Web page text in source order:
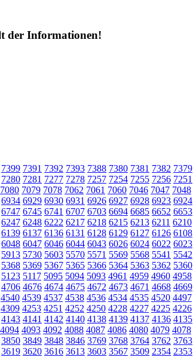
der Informationen!
7399 7391 7392 7393 7388 7380 7381 7382 7379
7280 7281 7277 7278 7257 7254 7255 7256 7251
7080 7079 7078 7062 7061 7060 7046 7047 7048
6934 6929 6930 6931 6926 6927 6928 6923 6924
6747 6745 6741 6707 6703 6694 6685 6652 6653
6247 6248 6222 6217 6218 6215 6213 6211 6210
6139 6137 6136 6131 6128 6129 6127 6126 6108
6048 6047 6046 6044 6043 6026 6024 6022 6023
5913 5730 5603 5570 5571 5569 5568 5541 5542
5368 5369 5367 5365 5366 5364 5363 5362 5360
5123 5117 5095 5094 5093 4961 4959 4960 4958
4706 4676 4674 4675 4672 4673 4671 4668 4669
4540 4539 4537 4538 4536 4534 4535 4520 4497
4309 4253 4251 4252 4250 4228 4227 4225 4226
4143 4141 4142 4140 4138 4139 4137 4136 4135
4094 4093 4092 4088 4087 4086 4080 4079 4078
3850 3849 3848 3846 3769 3768 3764 3762 3763
3619 3620 3616 3613 3603 3567 3509 2354 2353